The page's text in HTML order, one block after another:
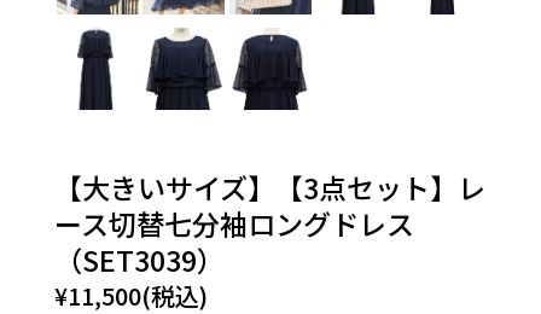
【大きいサイズ】【3点セット】レ
ース切替七分袖ロングドレス
（SET3039）
¥11,500(税込)